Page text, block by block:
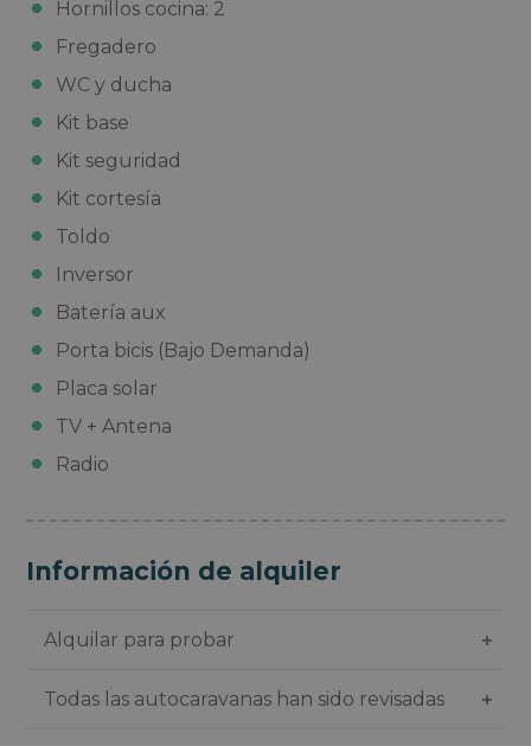
Hornillos cocina: 2
Fregadero
WC y ducha
Kit base
Kit seguridad
Kit cortesía
Toldo
Inversor
Batería aux
Porta bicis (Bajo Demanda)
Placa solar
TV + Antena
Radio
Información de alquiler
Alquilar para probar
Todas las autocaravanas han sido revisadas